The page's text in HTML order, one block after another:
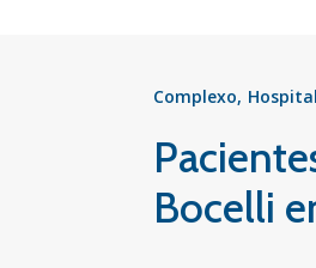
Complexo Hospital
Bocelli